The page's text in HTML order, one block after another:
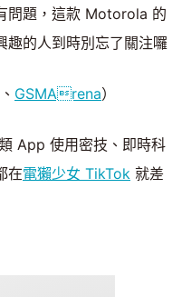
問題，這款 Motorola 的
趣的人到時別忘了關注囉
、 GSMArena）
App 使用密技、即時科
在電獺少女 TikTok 就差